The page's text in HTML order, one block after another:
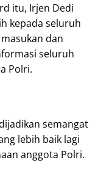
itu, Irjen Dedi
kepada seluruh
dan
seluruh
Polri.
semangat
lebih baik lagi
anggota Polri.